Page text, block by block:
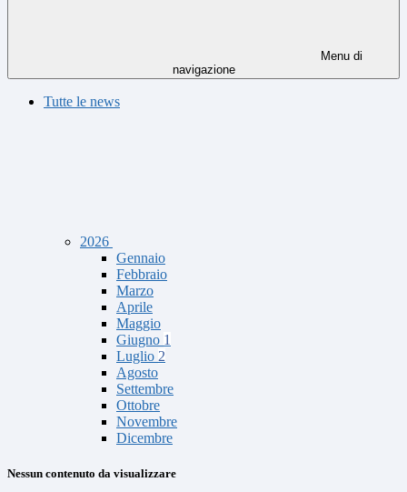
Menu di
navigazione
Tutte le news
2026
Gennaio
Febbraio
Marzo
Aprile
Maggio
Giugno 1
Luglio 2
Agosto
Settembre
Ottobre
Novembre
Dicembre
Nessun contenuto da visualizzare